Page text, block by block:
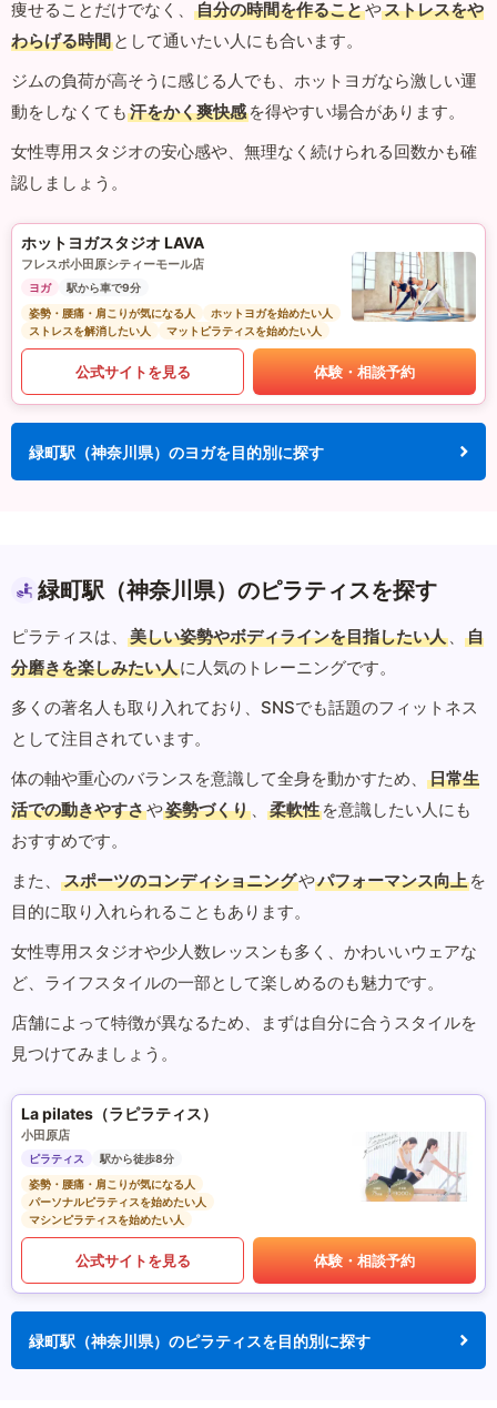
痩せることだけでなく、
自分の時間を作ることやストレスをや
わらげる時間 として通いたい人にも合います。
ジムの負荷が高そうに感じる人でも、ホットヨガなら激しい運
動をしなくても 汗をかく爽快感 を得やすい場合があります。
女性専用スタジオの安心感や、無理なく続けられる回数かも確
認しましょう。
ホットヨガスタジオ LAVA
フレスポ小田原シティーモール店
ヨガ
駅から車で9分
姿勢・腰痛・肩こりが気になる人
ホットヨガを始めたい人
ストレスを解消したい人
マットピラティスを始めたい人
公式サイトを見る 体験・相談予約
緑町駅（神奈川県）のヨガを目的別に探す
緑町駅（神奈川県）のピラティスを探す
ピラティスは、 美しい姿勢やボディラインを目指したい人 、
自
分磨きを楽しみたい人に人気のトレーニングです。
多くの著名人も取り入れており、SNSでも話題のフィットネス
として注目されています。
体の軸や重心のバランスを意識して全身を動かすため、
日常生
活での動きやすさや姿勢づくり 、 柔軟性 を意識したい人にも
おすすめです。
また、
スポーツのコンディショニングやパフォーマンス向上 を
目的に取り入れられることもあります。
女性専用スタジオや少人数レッスンも多く、かわいいウェアな
ど、ライフスタイルの一部として楽しめるのも魅力です。
店舗によって特徴が異なるため、まずは自分に合うスタイルを
見つけてみましょう。
La pilates（ラピラティス）
小田原店
ピラティス
駅から徒歩8分
姿勢・腰痛・肩こりが気になる人
パーソナルピラティスを始めたい人
マシンピラティスを始めたい人
公式サイトを見る 体験・相談予約
緑町駅（神奈川県）のピラティスを目的別に探す